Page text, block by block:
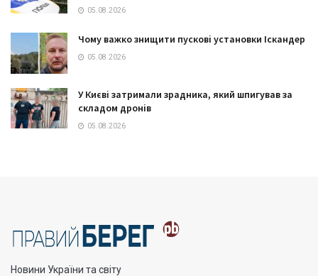
05.08.2026
Чому важко знищити пускові установки Іскандер
05.08.2026
У Києві затримали зрадника, який шпигував за
складом дронів
05.08.2026
Новини України та світу